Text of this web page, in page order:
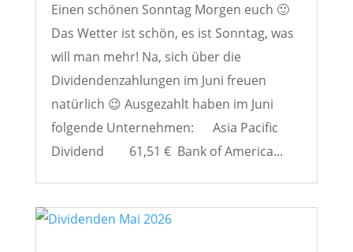
Einen schönen Sonntag Morgen euch 🙂
Das Wetter ist schön, es ist Sonntag, was
will man mehr! Na, sich über die
Dividendenzahlungen im Juni freuen
natürlich 😉 Ausgezahlt haben im Juni
folgende Unternehmen: Asia Pacific
Dividend 61,51 € Bank of America...